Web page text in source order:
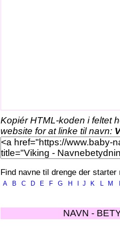
Kopiér HTML-koden i feltet
website for at linke til navn:
Find navne til drenge der starter
A B C D E F G H J K L M
NAVN -